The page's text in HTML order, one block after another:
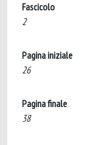
Fascicolo
2
Pagina iniziale
26
Pagina finale
38